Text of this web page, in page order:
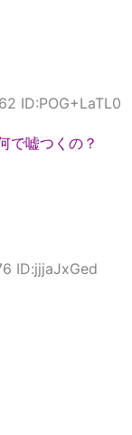
ID:POG+LaTL0
で嘘つくの？
ID:jjjaJxGed